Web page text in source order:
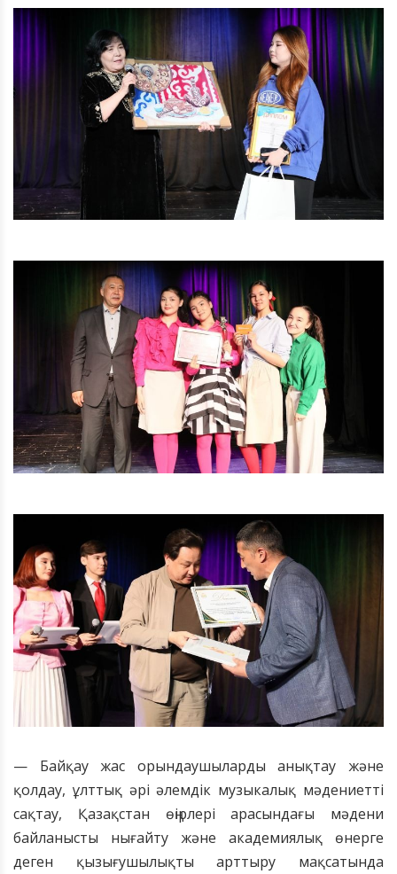
— Байқау жас орындаушыларды анықтау және
қолдау, ұлттық әрі әлемдік музыкалық мәдениетті
сақтау, Қазақстан өңірлері арасындағы мәдени
байланысты нығайту және академиялық өнерге
деген қызығушылықты арттыру мақсатында